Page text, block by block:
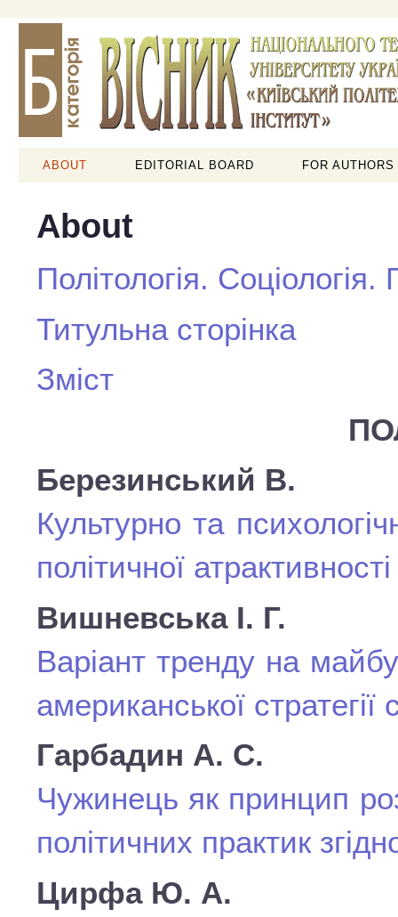
ABOUT EDITORIAL BOARD FOR AUTHORS
About
Політологія.
Титульна сторінка
Зміст
Березинський В.
Культурно та
політичної атрактивності
Вишневська І. Г.
Варіант тренду на
американської
Гарбадин А. С.
Чужинець як принцип
політичних практик
Цирфа Ю. А.